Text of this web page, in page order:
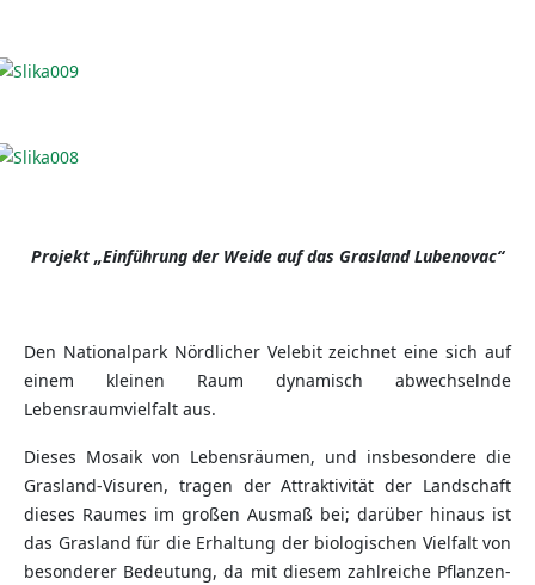
Projekt „Einführung der Weide auf das Grasland Lubenovac“
Den Nationalpark Nördlicher Velebit zeichnet eine sich auf
einem kleinen Raum dynamisch abwechselnde
Lebensraumvielfalt aus.
Dieses Mosaik von Lebensräumen, und insbesondere die
Grasland-Visuren, tragen der Attraktivität der Landschaft
dieses Raumes im großen Ausmaß bei; darüber hinaus ist
das Grasland für die Erhaltung der biologischen Vielfalt von
besonderer Bedeutung, da mit diesem zahlreiche Pflanzen-